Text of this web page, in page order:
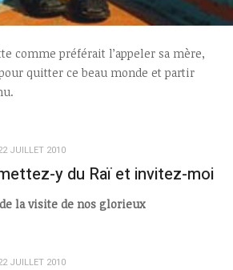
comme préférait l’appeler sa mère,
quitter ce beau monde et partir
JUILLET 2010
y du Raï et invitez-moi
la visite de nos glorieux
JUILLET 2010